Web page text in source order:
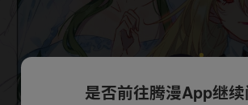
是否前往腾漫App继